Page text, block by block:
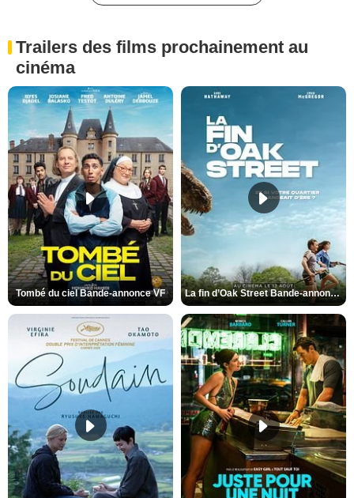
Trailers des films prochainement au
cinéma
Tombé du ciel Bande-annonce VF La fin d’Oak Street Bande-annonce VO STFR